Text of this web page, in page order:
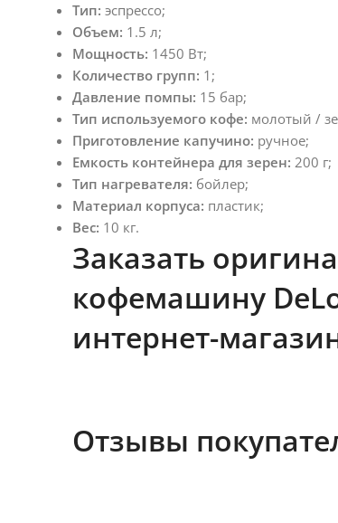
Тип: эспрессо;
Объем: 1.5 л;
Мощность: 1450 Вт;
Количество групп: 1;
Давление помпы: 15 бар;
Тип используемого кофе: молотый /
Приготовление капучино: ручное;
Емкость контейнера для зерен: 200 г;
Тип нагревателя: бойлер;
Материал корпуса: пластик;
Вес: 10 кг.
Заказать
кофемашину
интернет-
Отзывы